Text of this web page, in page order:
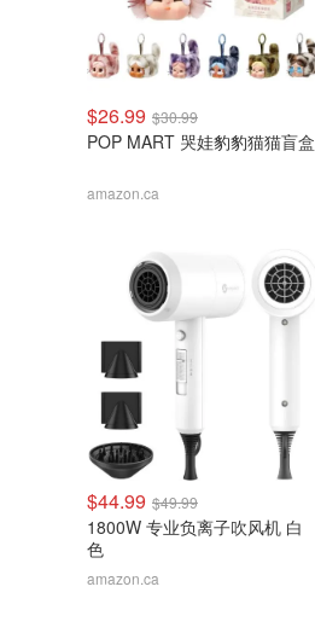
$26.99 $30.99
POP MART 哭娃豹豹猫猫盲盒
amazon.ca
$44.99 $49.99
1800W 专业负离子吹风机 白
色
amazon.ca